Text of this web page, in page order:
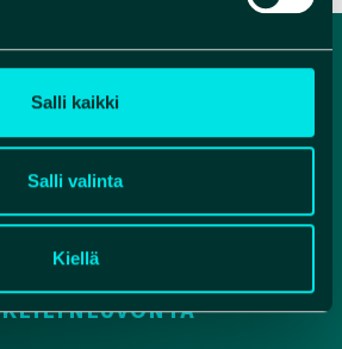
Salli kaikki
Salli valinta
Kiellä